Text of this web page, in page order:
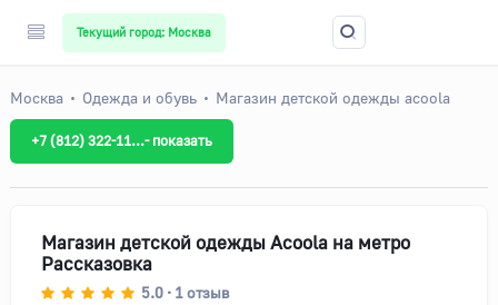
Текущий город: Москва
Москва Одежда и обувь Магазин детской одежды acoola
+7 (812) 322-11...- показать
Магазин детской одежды Acoola на метро
Рассказовка
5.0 • 1отзыв